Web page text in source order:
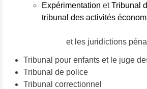
Expérimentation etTribunal
tribunal des activités
et les juridictions
Tribunal pour enfants et le juge
Tribunal de police
Tribunal correctionnel